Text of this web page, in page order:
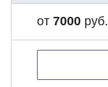
от 7000 руб.